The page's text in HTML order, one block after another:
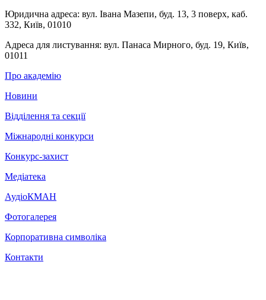
Юридична адреса: вул. Івана Мазепи, буд. 13, 3 поверх, каб.
332, Київ, 01010
Адреса для листування: вул. Панаса Мирного, буд. 19, Київ,
01011
Про академію
Новини
Відділення та секції
Міжнародні конкурси
Конкурс-захист
Медіатека
АудіоКМАН
Фотогалерея
Корпоративна символіка
Контакти